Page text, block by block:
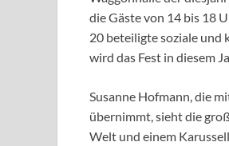
die Gäste von 14 bis 18
20 beteiligte soziale
wird das Fest in diesem
Susanne Hofmann, die
übernimmt, sieht die
Welt und einem